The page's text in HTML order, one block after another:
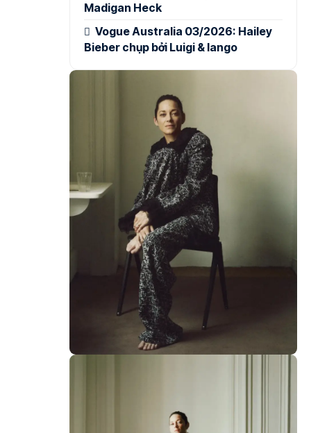
Madigan Heck
Vogue Australia 03/2026: Hailey
Bieber chụp bởi Luigi & Iango